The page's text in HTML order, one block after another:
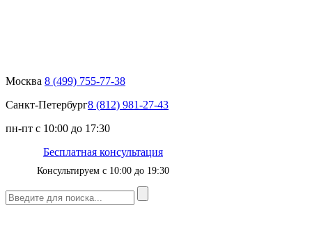
Москва 8 (499) 755-77-38
Санкт-Петербург8 (812) 981-27-43
пн-пт с 10:00 до 17:30
Бесплатная консультация
Консультируем с 10:00 до 19:30